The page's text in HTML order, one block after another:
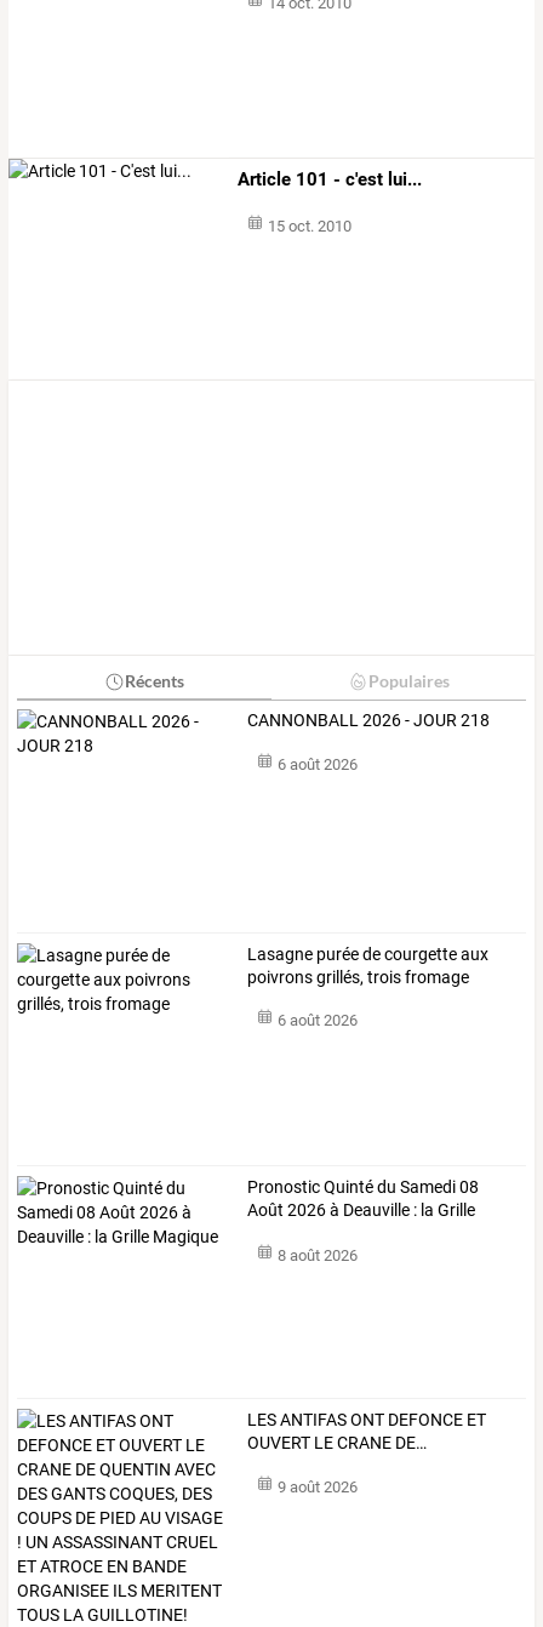
Article 101 - c'est lui...
15 oct. 2010
Récents Populaires
CANNONBALL 2026 - JOUR 218
6 août 2026
Lasagne purée de courgette aux
poivrons grillés, trois fromage
6 août 2026
Pronostic Quinté du Samedi 08
Août 2026 à Deauville : la Grille
8 août 2026
LESANTIFASONT DEFONCE ET
OUVERT LECRANE DE…
9 août 2026